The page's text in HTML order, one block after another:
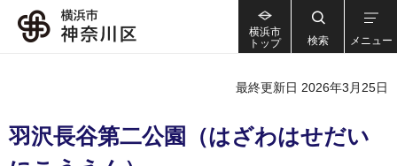
横浜市
トップ
検索 メニュー
最終更新日 2026年3月25日
羽沢長谷第二公園（はざわはせだい